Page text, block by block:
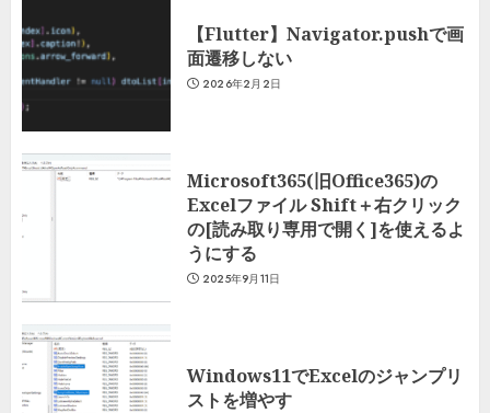
【Flutter】Navigator.pushで画
面遷移しない
2026年2月2日
Microsoft365(旧Office365)の
Excelファイル Shift＋右クリック
の[読み取り専用で開く]を使えるよ
うにする
2025年9月11日
Windows11でExcelのジャンプリ
ストを増やす